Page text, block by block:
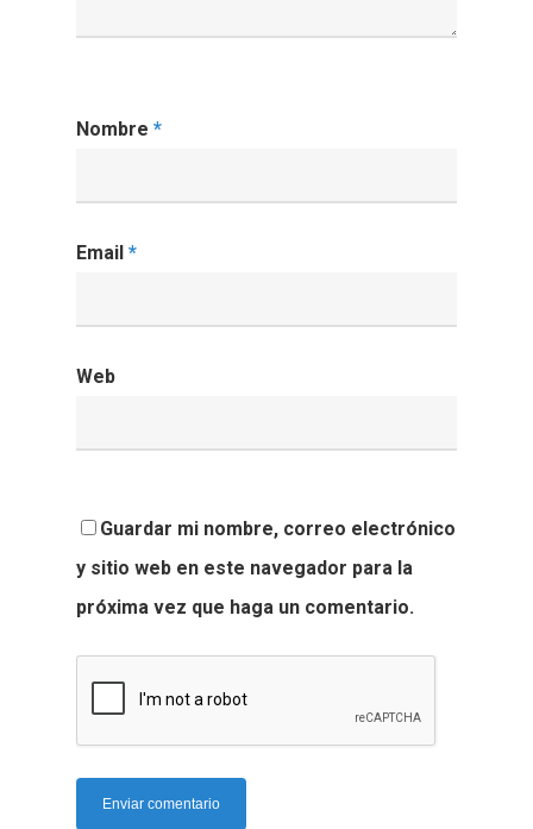
Nombre *
Email *
Web
Guardar mi nombre, correo electrónico
y sitio web en este navegador para la
próxima vez que haga un comentario.